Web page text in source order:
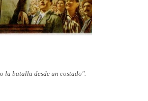
la batalla desde un costado".